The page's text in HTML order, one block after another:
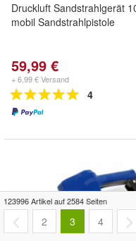
Druckluft Sandstrahlgerät
mobil Sandstrahlpistole
59,99 €
+ 6,99 € Versand
4
123996 Artikel auf 2584 Seiten
2 3 4